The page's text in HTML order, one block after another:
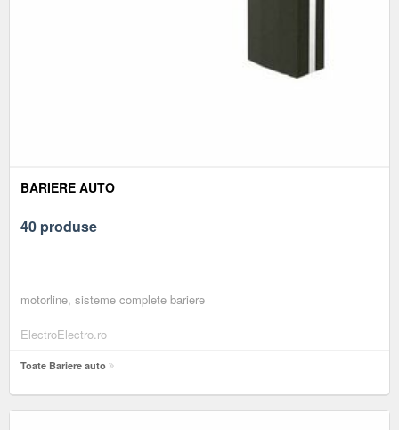
BARIERE AUTO
40 produse
motorline, sisteme complete bariere
ElectroElectro.ro
Toate Bariere auto